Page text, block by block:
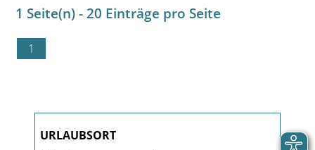
1 Seite(n) - 20 Einträge pro Seite
1
URLAUBSORT